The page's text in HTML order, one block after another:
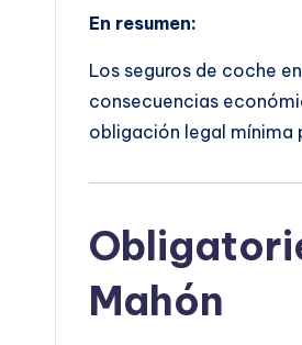
En resumen:
Los seguros de coche
consecuencias
obligación legal mínima
Mahón